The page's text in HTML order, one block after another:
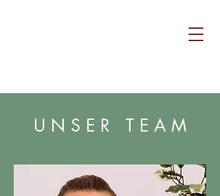
U N S E R T E A M